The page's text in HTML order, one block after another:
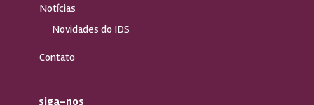
Notícias
Novidades do IDS
Contato
siga-nos